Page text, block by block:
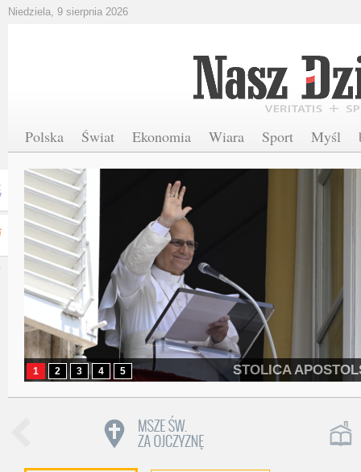
Niedziela, 9 sierpnia 2026
Polska Świat Ekonomia Wiara Sport Myśl
STOLICA
1 2 3 4 5